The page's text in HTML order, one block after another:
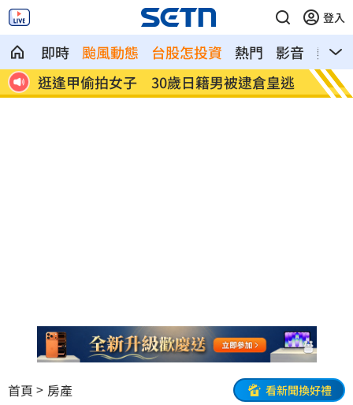
登入
即時 颱風動態 台股怎投資 熱門 影音
熱搜
女子 30歲日籍男被逮倉皇逃
姜厚任揭「和女友前
言
首頁 房產 看新聞換好禮